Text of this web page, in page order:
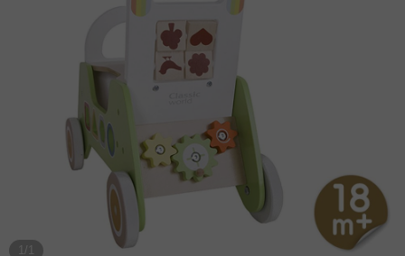
1/1